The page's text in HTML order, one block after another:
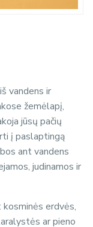
vandens ir
žemėlapį,
jūsų pačių
į paslaptingą
ant vandens
judinamos ir
erdvės,
ar pieno